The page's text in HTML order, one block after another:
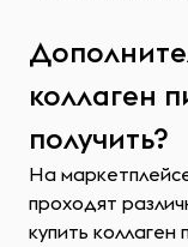
коллаген
получить?
На
проходят
купить